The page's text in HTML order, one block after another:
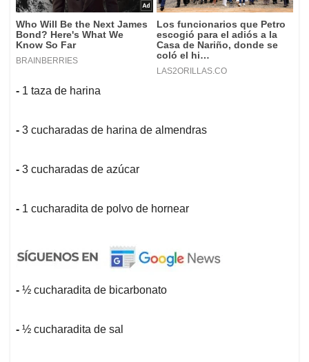
- 1 taza de harina
- 3 cucharadas de harina de almendras
- 3 cucharadas de azúcar
- 1 cucharadita de polvo de hornear
- ½ cucharadita de bicarbonato
- ½ cucharadita de sal